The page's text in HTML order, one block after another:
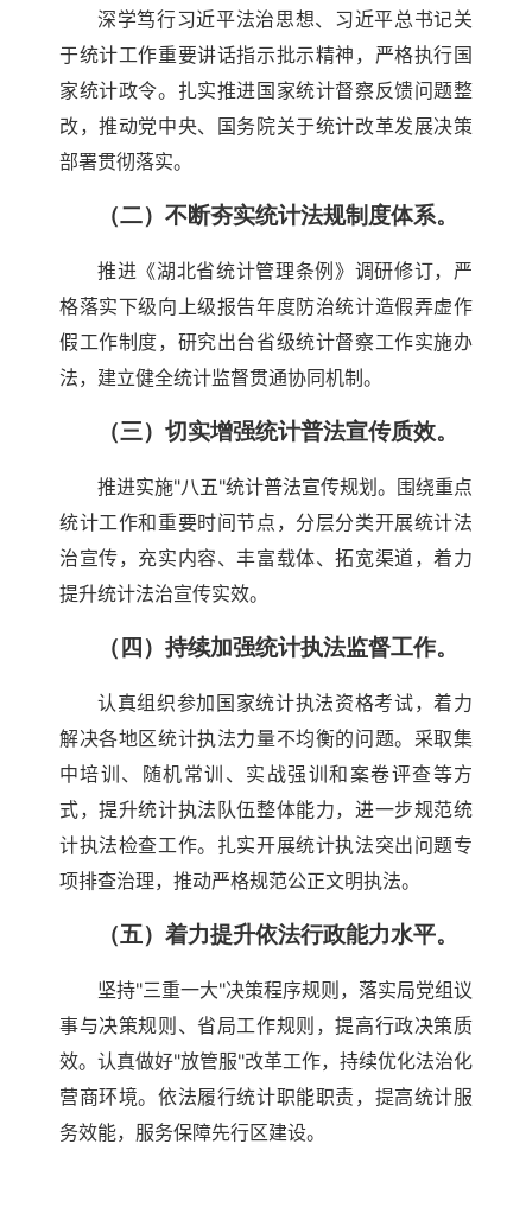
深学笃行习近平法治思想、习近平总书记关
于统计工作重要讲话指示批示精神，严格执行国
家统计政令。扎实推进国家统计督察反馈问题整
改，推动党中央、国务院关于统计改革发展决策
部署贯彻落实。
（二）不断夯实统计法规制度体系。
推进《湖北省统计管理条例》调研修订，严
格落实下级向上级报告年度防治统计造假弄虚作
假工作制度，研究出台省级统计督察工作实施办
法，建立健全统计监督贯通协同机制。
（三）切实增强统计普法宣传质效。
推进实施"八五"统计普法宣传规划。围绕重点
统计工作和重要时间节点，分层分类开展统计法
治宣传，充实内容、丰富载体、拓宽渠道，着力
提升统计法治宣传实效。
（四）持续加强统计执法监督工作。
认真组织参加国家统计执法资格考试，着力
解决各地区统计执法力量不均衡的问题。采取集
中培训、随机常训、实战强训和案卷评查等方
式，提升统计执法队伍整体能力，进一步规范统
计执法检查工作。扎实开展统计执法突出问题专
项排查治理，推动严格规范公正文明执法。
（五）着力提升依法行政能力水平。
坚持"三重一大"决策程序规则，落实局党组议
事与决策规则、省局工作规则，提高行政决策质
效。认真做好"放管服"改革工作，持续优化法治化
营商环境。依法履行统计职能职责，提高统计服
务效能，服务保障先行区建设。